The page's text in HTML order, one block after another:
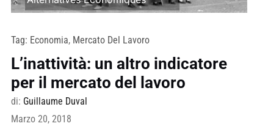
Tag: Economia, Mercato Del Lavoro
L’inattività: un altro indicatore
per il mercato del lavoro
di: Guillaume Duval
Marzo 20, 2018